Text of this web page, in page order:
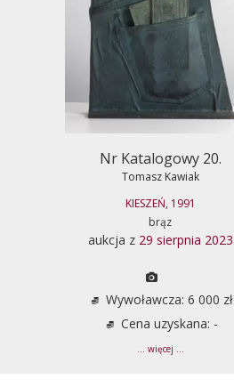
Nr Katalogowy 20.
Tomasz Kawiak
KIESZEŃ, 1991
brąz
aukcja z 29 sierpnia 2023
Wywoławcza: 6 000 zł
Cena uzyskana: -
... więcej ...